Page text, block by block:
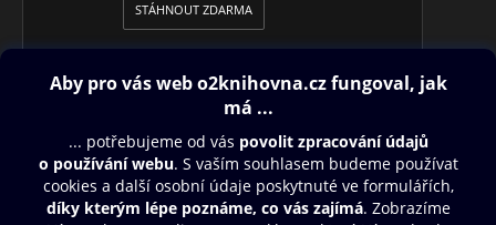
STÁHNOUT ZDARMA
Obsah ke stažení
Moje O2 Knihovna